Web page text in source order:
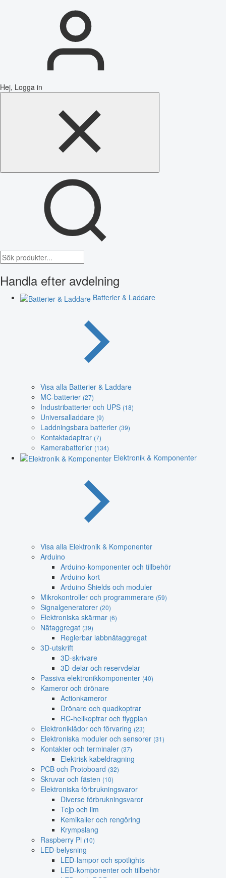
Hej, Logga in
Handla efter avdelning
Batterier & Laddare
Visa alla Batterier & Laddare
MC-batterier (27)
Industribatterier och UPS (18)
Universalladdare (9)
Laddningsbara batterier (39)
Kontaktadaptrar (7)
Kamerabatterier (134)
Elektronik & Komponenter
Visa alla Elektronik & Komponenter
Arduino
Arduino-komponenter och tillbehör
Arduino-kort
Arduino Shields och moduler
Mikrokontroller och programmerare (59)
Signalgeneratorer (20)
Elektroniska skärmar (6)
Nätaggregat (39)
Reglerbar labbnätaggregat
3D-utskrift
3D-skrivare
3D-delar och reservdelar
Passiva elektronikkomponenter (40)
Kameror och drönare
Actionkameror
Drönare och quadkoptrar
RC-helikoptrar och flygplan
Elektroniklådor och förvaring (23)
Elektroniska moduler och sensorer (31)
Kontakter och terminaler (37)
Elektrisk kabeldragning
PCB och Protoboard (32)
Skruvar och fästen (10)
Elektroniska förbrukningsvaror
Diverse förbrukningsvaror
Tejp och lim
Kemikalier och rengöring
Krympslang
Raspberry Pi (10)
LED-belysning
LED-lampor och spotlights
LED-komponenter och tillbehör